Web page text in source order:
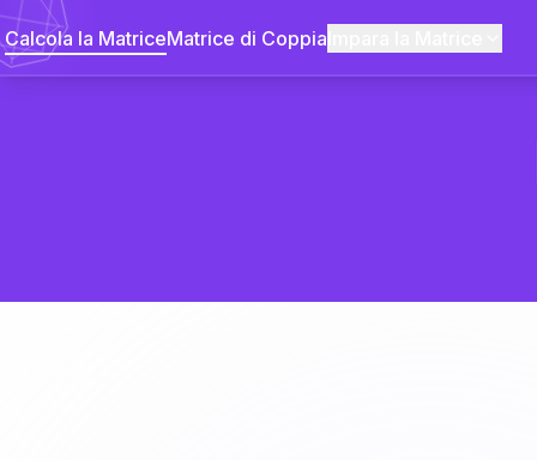
Calcola la MatriceMatrice di Coppia